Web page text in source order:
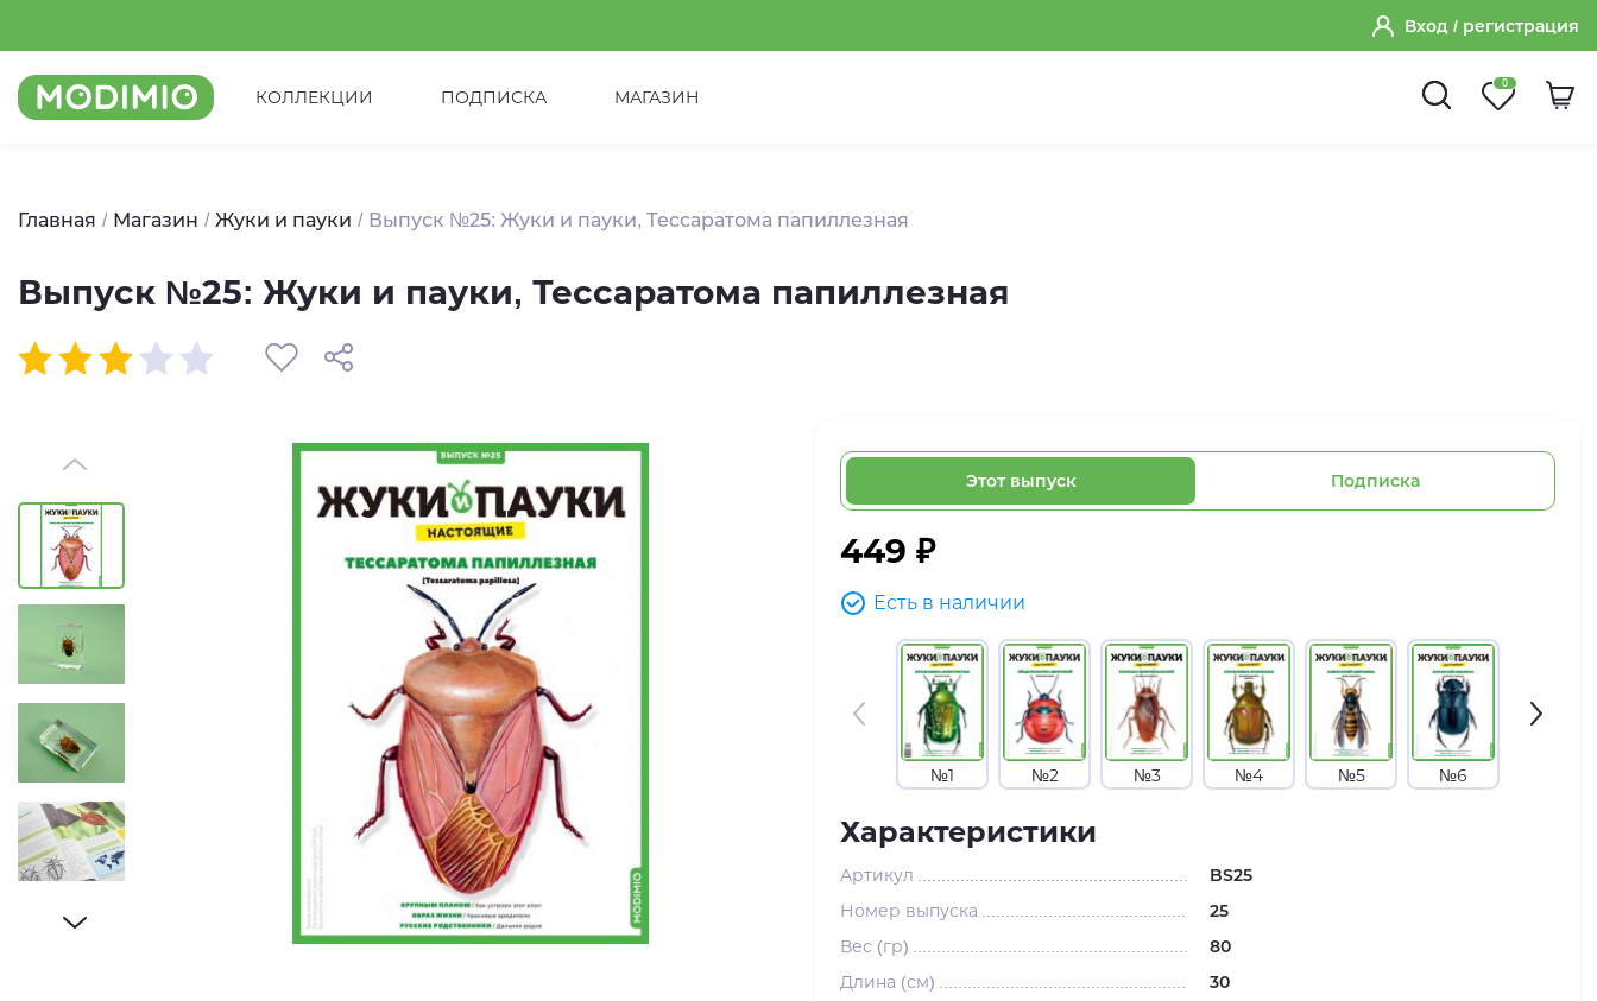
Вход / регистрация
КОЛЛЕКЦИИ ПОДПИСКА МАГАЗИН
0
Главная Магазин Жуки и пауки Выпуск №25: Жуки и пауки, Тессаратома папиллезная
Выпуск №25: Жуки и пауки, Тессаратома папиллезная
Этот выпуск Подписка
449 ₽
Есть в наличии
№1 №2 №3 №4 №5 №6
Характеристики
Артикул
BS25
Номер выпуска
25
Вес (гр)
80
Длина (см)
30